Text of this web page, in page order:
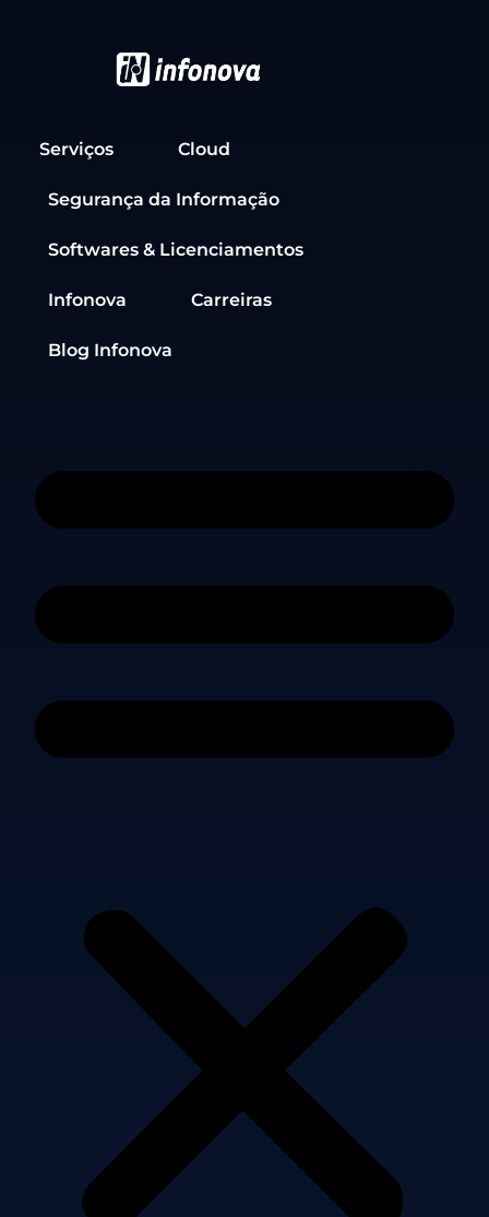
Serviços Cloud
Segurança da Informação
Softwares & Licenciamentos
Infonova Carreiras
Blog Infonova